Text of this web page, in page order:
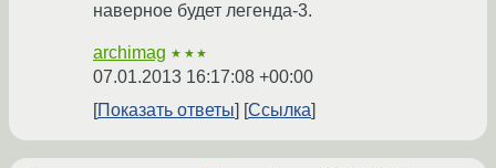
наверное будет легенда-3.
archimag ★★★
07.01.2013 16:17:08 +00:00
Показать ответы
Ссылка